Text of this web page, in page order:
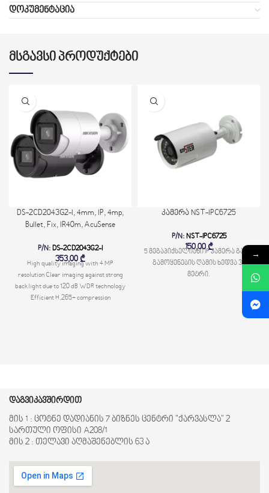
ᲓᲝᲙᲣᲛᲔᲜᲢᲐᲪᲘᲐ
ᲛᲡᲒᲐᲕᲡᲘ ᲞᲠᲝᲓᲣᲥᲢᲔᲑᲘ
DS-2CD2043G2-I, 4mm, IP, 4mp,
Bullet, Fix, IR40m, AcuSense
P/N: DS-2CD2043G2-I
353,00 ₾
High quality imaging with 4 MP
resolution Clear imaging against strong
backlight due to 120 dB WDR technology
Efficient H.265+ compression
2CD2043G2-IU(4mm)
კამერა NST-IPC6725
P/N: NST-IPC6725
150,00₾
5 მეგაპიქსელიანი IP კამერა გარე
გამოყენების ღამის ხედვა 30
მეტრი.
დაგვიკავშირდით
მის 1 : ცოტნე დადიანის 7 ბიზნეს ცენტრი "ქარვასლა" 2
სართული ოფისი A208/1
მის 2 : თელავი აღმაშენებლის 63 ა
→